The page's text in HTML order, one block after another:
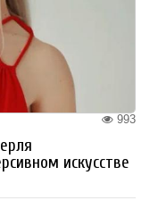
993
искусстве